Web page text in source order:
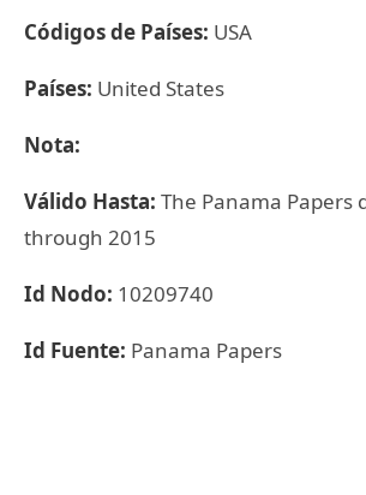
Códigos de Países: USA
Países: United States
Nota:
Válido Hasta: The Panama Papers
through 2015
Id Nodo: 10209740
Id Fuente: Panama Papers